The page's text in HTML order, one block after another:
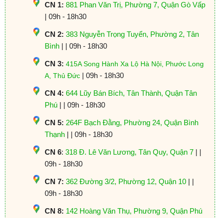
CN 1: 881 Phan Văn Trị, Phường 7, Quận Gò Vấp
| 09h - 18h30
CN 2: 383 Nguyễn Trọng Tuyển, Phường 2, Tân
Bình| | 09h - 18h30
CN 3: 415A Song Hành Xa Lộ Hà Nội, Phước Long
A, Thủ Đức| 09h - 18h30
CN 4: 644 Lũy Bán Bích, Tân Thành, Quận Tân
Phú| | 09h - 18h30
CN 5: 264F Bạch Đằng, Phường 24, Quận Bình
Thạnh| | 09h - 18h30
CN 6: 318 Đ. Lê Văn Lương, Tân Quy, Quận 7| |
09h - 18h30
CN 7: 362 Đường 3/2, Phường 12, Quận 10| |
09h - 18h30
CN 8: 142 Hoàng Văn Thụ, Phường 9, Quận Phú